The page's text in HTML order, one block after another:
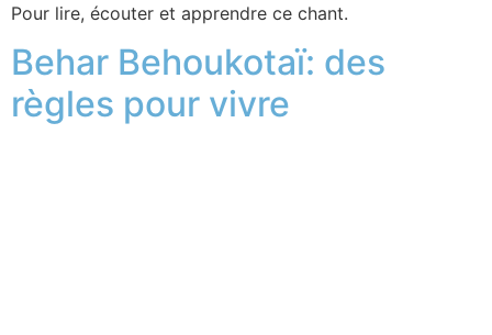
Pour lire, écouter et apprendre ce chant.
Behar Behoukotaï: des
règles pour vivre